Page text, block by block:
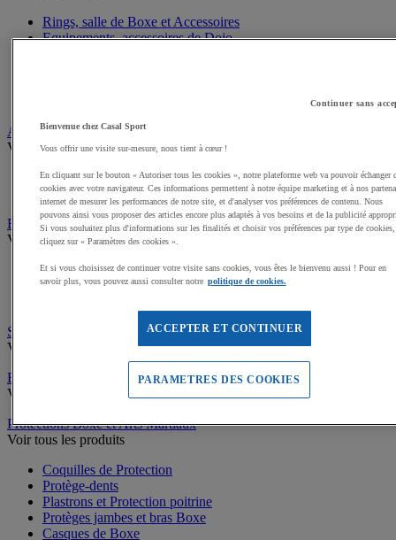
Rings, salle de Boxe et Accessoires
Equipements, accessoires de Dojo
Arts Martiaux
Voir tous les produits
Kimonos Arts Martiaux
Ceintures, Zoories Arts Martiaux
Boxe, MMA
Voir tous les produits
Gants de Boxe, MMA
Mitaines et sous gants de Boxe
Self défense, Krav Maga
Voir tous les produits
Escrime
Voir tous les produits
Protections Boxe et Arts Martiaux
Voir tous les produits
Coquilles de Protection
Protège-dents
Plastrons et Protection poitrine
Protèges jambes et bras Boxe
Casques de Boxe
Continuer sans
Bienvenue chez Casal Sport
Vous offrir une visite sur-mesure, nous tient à cœur !
En cliquant sur le bouton « Autoriser tous les cookies », notre plateforme web va pouvoir échanger
cookies avec votre navigateur. Ces informations permettent à notre équipe marketing et à nos
internet de mesurer les performances de notre site, et d'analyser vos préférences de contenu. Nous
pouvons ainsi vous proposer des articles encore plus adaptés à vos besoins et de la publicité
Si vous souhaitez plus d'informations sur les finalités et choisir vos préférences par type de cookies,
cliquez sur « Paramètres des cookies ».
Et si vous choisissez de continuer votre visite sans cookies, vous êtes le bienvenu aussi ! Pour en
savoir plus, vous pouvez aussi consulter notre politique de cookies.
ACCEPTER ET CONTINUER
PARAMETRES DES COOKIES